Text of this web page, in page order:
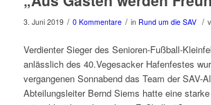
3. Juni 2019 / 0 Kommentare / in Rund um die SAV /
Verdienter Sieger des Senioren-Fußball-
anlässlich des 40.Vegesacker Hafenfestes
vergangenen Sonnabend das Team der SAV-
Abteilungsleiter Bernd Siems hatte eine starke